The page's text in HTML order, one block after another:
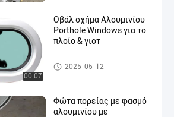
00:07
Οβάλ σχήμα Αλουμινίου
Porthole Windows για το
πλοίο & γιοτ
Θαλάσσια παράθυρα
2025-05-12
Φώτα πορείας με φασμό
αλουμινίου με